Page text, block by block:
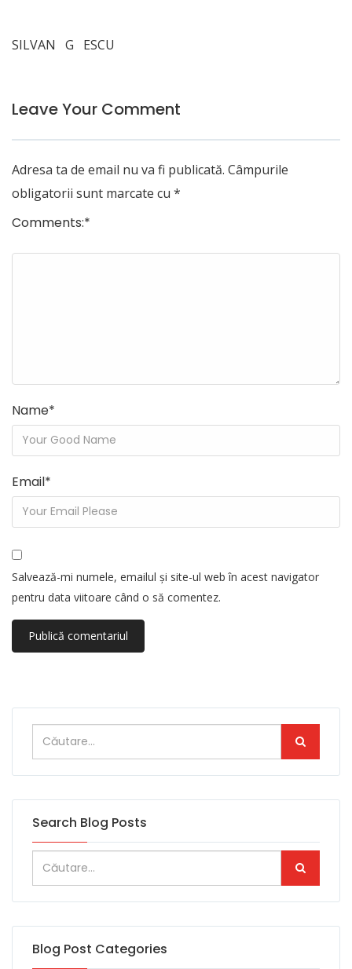
SILVAN G ESCU
Leave Your Comment
Adresa ta de email nu va fi publicată. Câmpurile
obligatorii sunt marcate cu *
Comments:*
Name*
Email*
Salvează-mi numele, emailul și site-ul web în acest navigator
pentru data viitoare când o să comentez.
Search Blog Posts
Blog Post Categories